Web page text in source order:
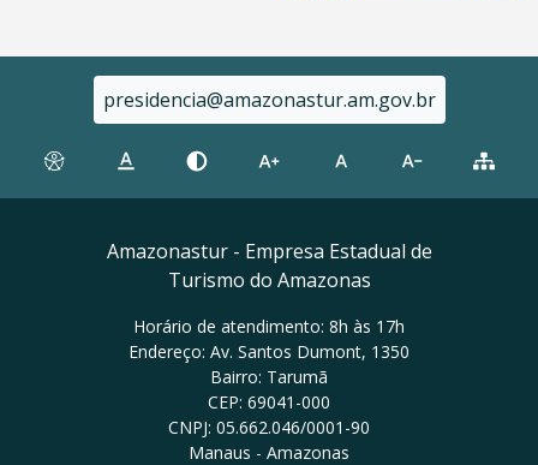
presidencia@amazonastur.am.gov.br
Amazonastur - Empresa Estadual de
Turismo do Amazonas
Horário de atendimento: 8h às 17h
Endereço: Av. Santos Dumont, 1350
Bairro: Tarumã
CEP: 69041-000
CNPJ: 05.662.046/0001-90
Manaus - Amazonas